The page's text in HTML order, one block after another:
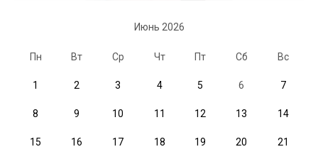
Июнь 2026
Пн Вт Ср Чт Пт Сб Вс
1 2 3 4 5 6 7
8 9 10 11 12 13 14
15 16 17 18 19 20 21